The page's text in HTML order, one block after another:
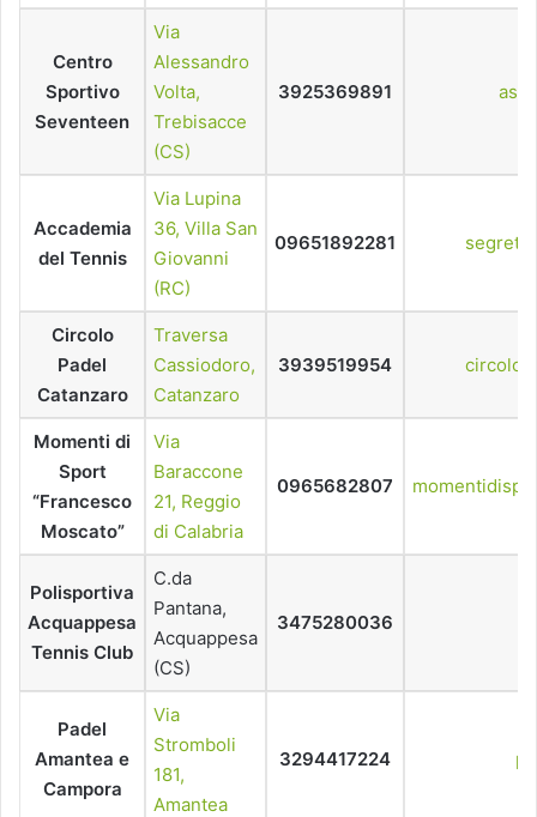
Centro
Sportivo
Seventeen
Via
Alessandro
Volta,
Trebisacce
(CS)
3925369891
Accademia
del Tennis
Via Lupina
36, Villa San
Giovanni
(RC)
09651892281
Circolo
Padel
Catanzaro
Traversa
Cassiodoro,
Catanzaro
3939519954
Momenti di
Sport
“Francesco
Moscato”
Via
Baraccone
21, Reggio
di Calabria
0965682807
Polisportiva
Acquappesa
Tennis Club
C.da
Pantana,
Acquappesa
(CS)
3475280036
Padel
Amantea e
Campora
Via
Stromboli
181,
Amantea
3294417224